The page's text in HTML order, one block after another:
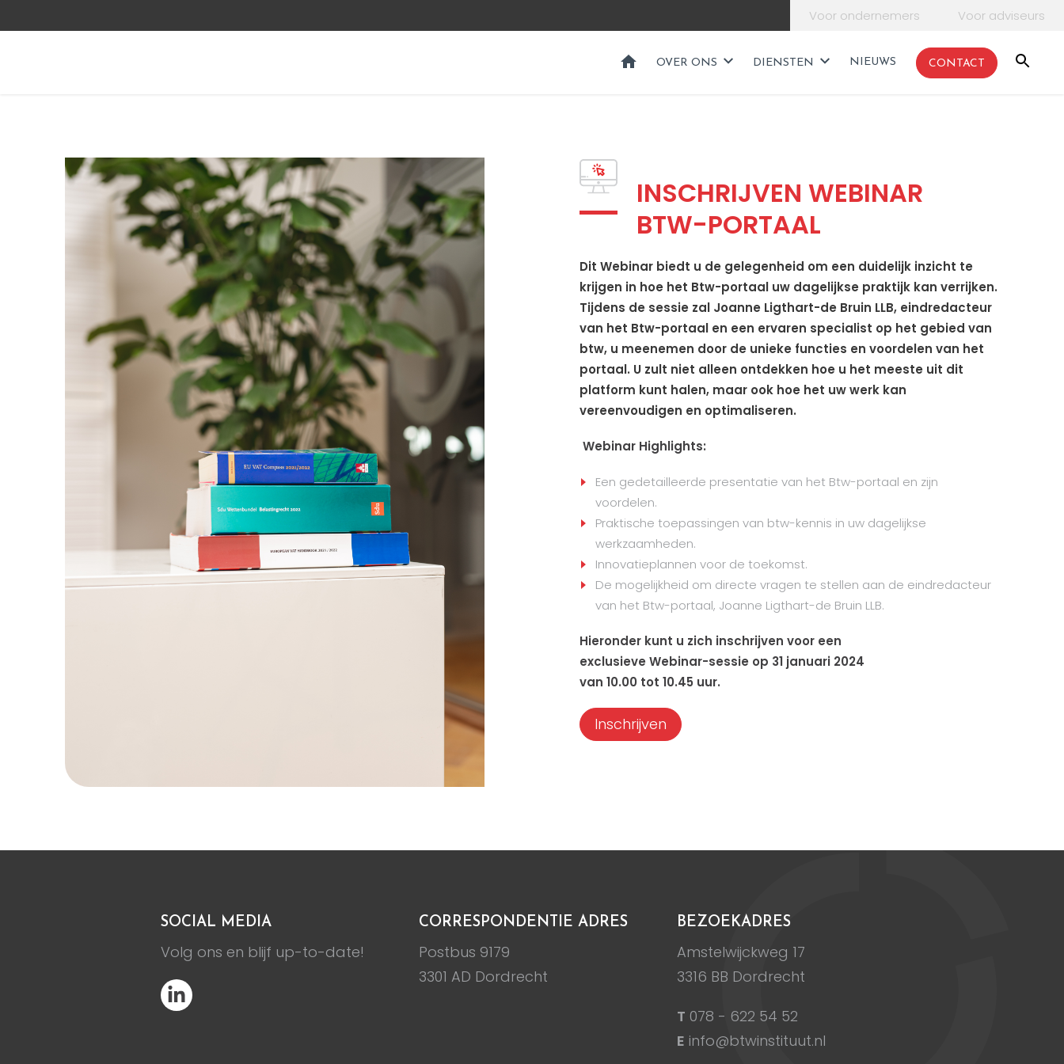
Voor ondernemers Voor adviseurs
HOMEOVER ONS DIENSTEN NIEUWS CONTACT
INSCHRIJVEN WEBINAR
BTW-PORTAAL
Dit Webinar biedt u de gelegenheid om een duidelijk inzicht te
krijgen in hoe het Btw-portaal uw dagelijkse praktijk kan verrijken.
Tijdens de sessie zal Joanne Ligthart-de Bruin LLB, eindredacteur
van het Btw-portaal en een ervaren specialist op het gebied van
btw, u meenemen door de unieke functies en voordelen van het
portaal. U zult niet alleen ontdekken hoe u het meeste uit dit
platform kunt halen, maar ook hoe het uw werk kan
vereenvoudigen en optimaliseren.
Webinar Highlights:
Een gedetailleerde presentatie van het Btw-portaal en zijn
voordelen.
Praktische toepassingen van btw-kennis in uw dagelijkse
werkzaamheden.
Innovatieplannen voor de toekomst.
De mogelijkheid om directe vragen te stellen aan de eindredacteur
van het Btw-portaal, Joanne Ligthart-de Bruin LLB.
Hieronder kunt u zich inschrijven voor een
exclusieve Webinar-sessie op 31 januari 2024
van 10.00 tot 10.45 uur.
Inschrijven
SOCIAL MEDIA
Volg ons en blijf up-to-date!
CORRESPONDENTIE ADRES
Postbus 9179
3301 AD Dordrecht
BEZOEKADRES
Amstelwijckweg 17
3316 BB Dordrecht
T 078 - 622 54 52
E info@btwinstituut.nl